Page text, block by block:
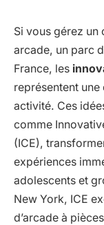
Si vous gérez un
arcade, un parc
France, les
représentent
activité. Ces
comme
(ICE),
expériences
adolescents et
New York, ICE
d’arcade à